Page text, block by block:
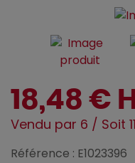
18,48 €
Vendu par 6 / Soit
Référence : E1023396